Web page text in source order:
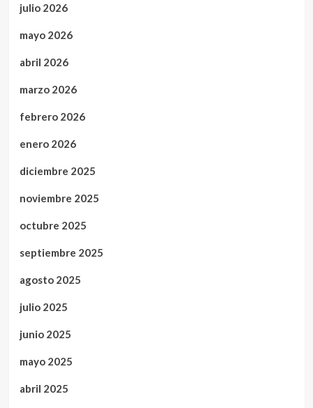
julio 2026
mayo 2026
abril 2026
marzo 2026
febrero 2026
enero 2026
diciembre 2025
noviembre 2025
octubre 2025
septiembre 2025
agosto 2025
julio 2025
junio 2025
mayo 2025
abril 2025